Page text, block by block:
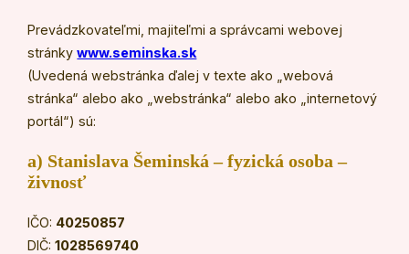
Prevádzkovateľmi, majiteľmi a správcami webovej
stránkywww.seminska.sk
(Uvedená webstránka ďalej v texte ako „webová
stránka“ alebo ako „webstránka“ alebo ako „internetový
portál“) sú:
a) Stanislava Šeminská – fyzická osoba –
živnosť
IČO: 40250857
DIČ:1028569740